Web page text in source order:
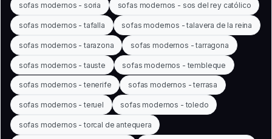
sofas modernos - soria sofas modernos - sos del rey católico
sofas modernos - tafalla sofas modernos - talavera de la reina
sofas modernos - tarazona sofas modernos - tarragona
sofas modernos - tauste sofas modernos - tembleque
sofas modernos - tenerife sofas modernos - terrasa
sofas modernos - teruel sofas modernos - toledo
sofas modernos - torcal de antequera